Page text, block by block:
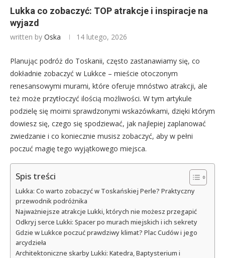
Lukka co zobaczyć: TOP atrakcje i inspiracje na
wyjazd
written by Oska 14 lutego, 2026
Planując podróż do Toskanii, często zastanawiamy się, co
dokładnie zobaczyć w Lukkce – mieście otoczonym
renesansowymi murami, które oferuje mnóstwo atrakcji, ale
też może przytłoczyć ilością możliwości. W tym artykule
podzielę się moimi sprawdzonymi wskazówkami, dzięki którym
dowiesz się, czego się spodziewać, jak najlepiej zaplanować
zwiedzanie i co koniecznie musisz zobaczyć, aby w pełni
poczuć magię tego wyjątkowego miejsca.
Spis treści
Lukka: Co warto zobaczyć w Toskańskiej Perle? Praktyczny
przewodnik podróżnika
Najważniejsze atrakcje Lukki, których nie możesz przegapić
Odkryj serce Lukki: Spacer po murach miejskich i ich sekrety
Gdzie w Lukkce poczuć prawdziwy klimat? Plac Cudów i jego
arcydzieła
Architektoniczne skarby Lukki: Katedra, Baptysterium i